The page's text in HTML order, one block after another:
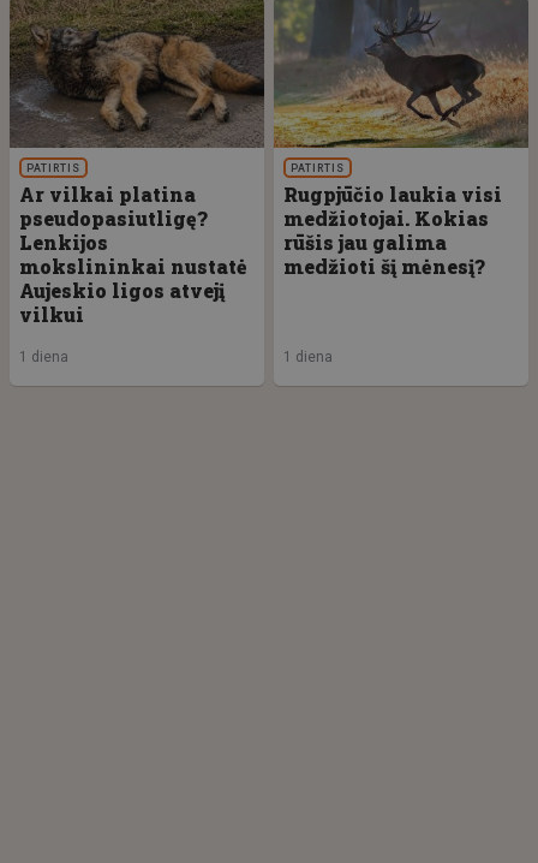
PATIRTIS
Ar vilkai platina
pseudopasiutligę?
Lenkijos
mokslininkai nustatė
Aujeskio ligos atvejį
vilkui
1 diena
PATIRTIS
Rugpjūčio laukia visi
medžiotojai. Kokias
rūšis jau galima
medžioti šį mėnesį?
1 diena